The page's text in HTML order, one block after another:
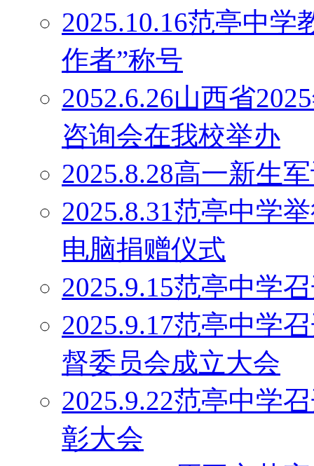
2025.10.16范亭中
作者”称号
2052.6.26山西省
咨询会在我校举办
2025.8.28高一新生
2025.8.31范亭中学
电脑捐赠仪式
2025.9.15范亭中学
2025.9.17范亭中学
督委员会成立大会
2025.9.22范亭中学
彰大会